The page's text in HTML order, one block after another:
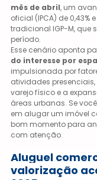
mês de abril, um
oficial (IPCA) de 0,43%
tradicional IGP-M, que
período.
Esse cenário aponta
do interesse por
impulsionada por
atividades
varejo físico e a
áreas urbanas. Se
em alugar um imóvel
bom momento para
com atenção.
Aluguel
valorização